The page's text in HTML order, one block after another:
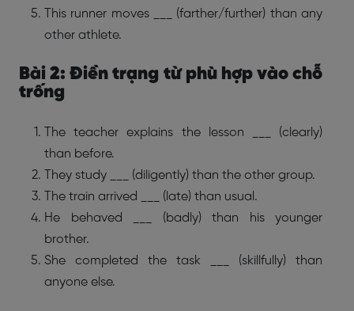
This runner moves ___ (farther/further) than any
other athlete.
Bài 2: Điền trạng từ phù hợp vào chỗ
trống
The teacher explains the lesson ___ (clearly)
than before.
They study ___ (diligently) than the other group.
The train arrived ___ (late) than usual.
He behaved ___ (badly) than his younger
brother.
She completed the task ___ (skillfully) than
anyone else.